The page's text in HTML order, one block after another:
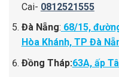
Cai- 0812521555
Đà Nẵng: 68/15,
Hòa Khánh, TP Đà
Đồng Tháp:63A, ấp